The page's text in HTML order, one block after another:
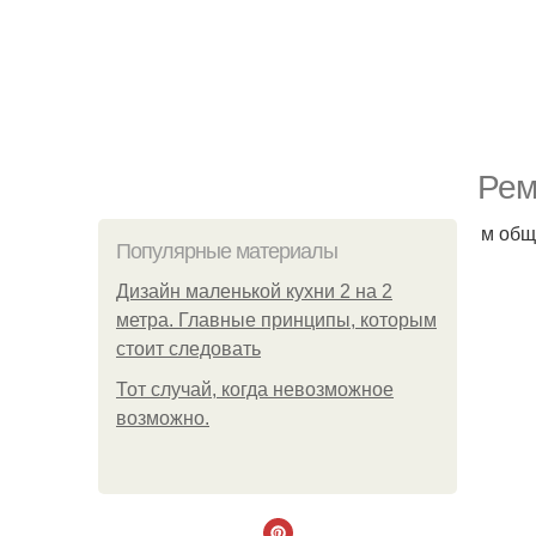
Популярные материалы
Дизайн маленькой кухни 2 на 2
метра. Главные принципы, которым
стоит следовать
Тот случай, когда невозможное
возможно.
м